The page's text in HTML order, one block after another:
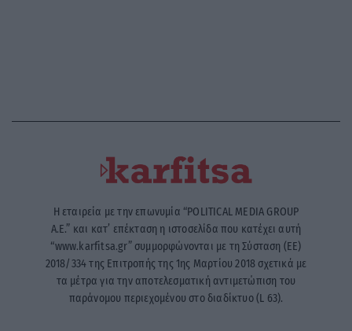
Η εταιρεία με την επωνυμία “POLITICAL MEDIA GROUP
A.E.” και κατ’ επέκταση η ιστοσελίδα που κατέχει αυτή
“www.karfitsa.gr” συμμορφώνονται με τη Σύσταση (ΕΕ)
2018/334 της Επιτροπής της 1ης Μαρτίου 2018 σχετικά με
τα μέτρα για την αποτελεσματική αντιμετώπιση του
παράνομου περιεχομένου στο διαδίκτυο (L 63).